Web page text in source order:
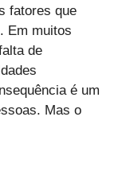
fatores que
Em muitos
de
é um
Mas o